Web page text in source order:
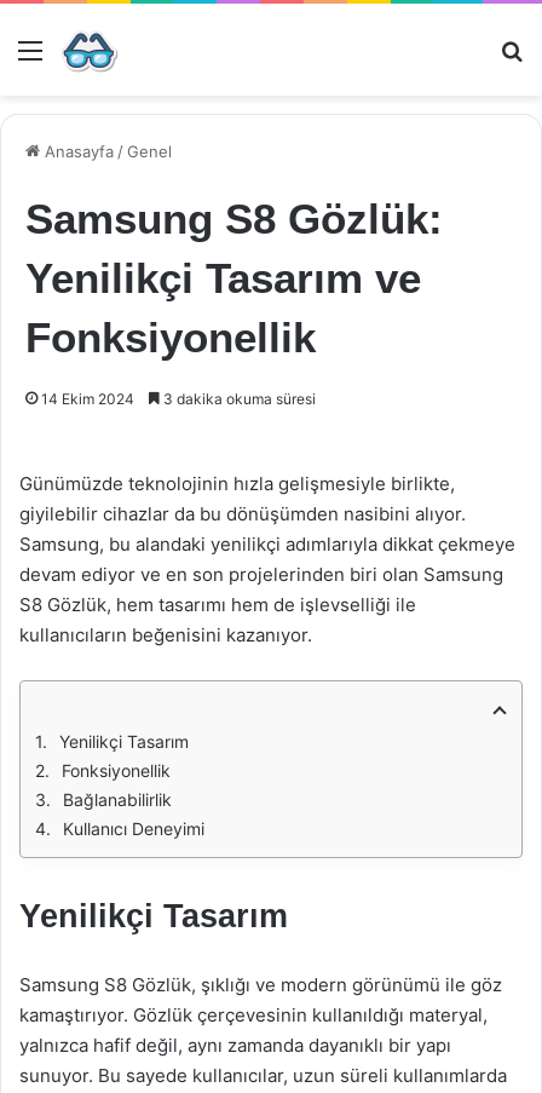
Menü
Anasayfa /Genel
Samsung S8 Gözlük:
Yenilikçi Tasarım ve
Fonksiyonellik
14 Ekim 2024 3 dakika okuma süresi
Günümüzde teknolojinin hızla gelişmesiyle birlikte,
giyilebilir cihazlar da bu dönüşümden nasibini alıyor.
Samsung, bu alandaki yenilikçi adımlarıyla dikkat çekmeye
devam ediyor ve en son projelerinden biri olan Samsung
S8 Gözlük, hem tasarımı hem de işlevselliği ile
kullanıcıların beğenisini kazanıyor.
Yenilikçi Tasarım
Fonksiyonellik
Bağlanabilirlik
Kullanıcı Deneyimi
Yenilikçi Tasarım
Samsung S8 Gözlük, şıklığı ve modern görünümü ile göz
kamaştırıyor. Gözlük çerçevesinin kullanıldığı materyal,
yalnızca hafif değil, aynı zamanda dayanıklı bir yapı
sunuyor. Bu sayede kullanıcılar, uzun süreli kullanımlarda